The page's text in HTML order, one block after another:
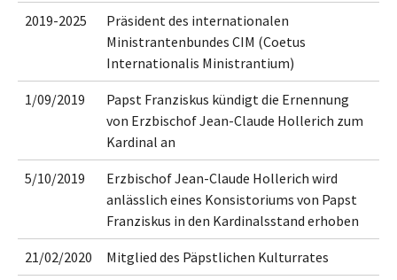
2019-2025
Präsident des internationalen
Ministrantenbundes CIM (Coetus
Internationalis Ministrantium)
1/09/2019
Papst Franziskus kündigt die Ernennung
von Erzbischof Jean-Claude Hollerich zum
Kardinal an
5/10/2019
Erzbischof Jean-Claude Hollerich wird
anlässlich eines Konsistoriums von Papst
Franziskus in den Kardinalsstand erhoben
21/02/2020 Mitglied des Päpstlichen Kulturrates